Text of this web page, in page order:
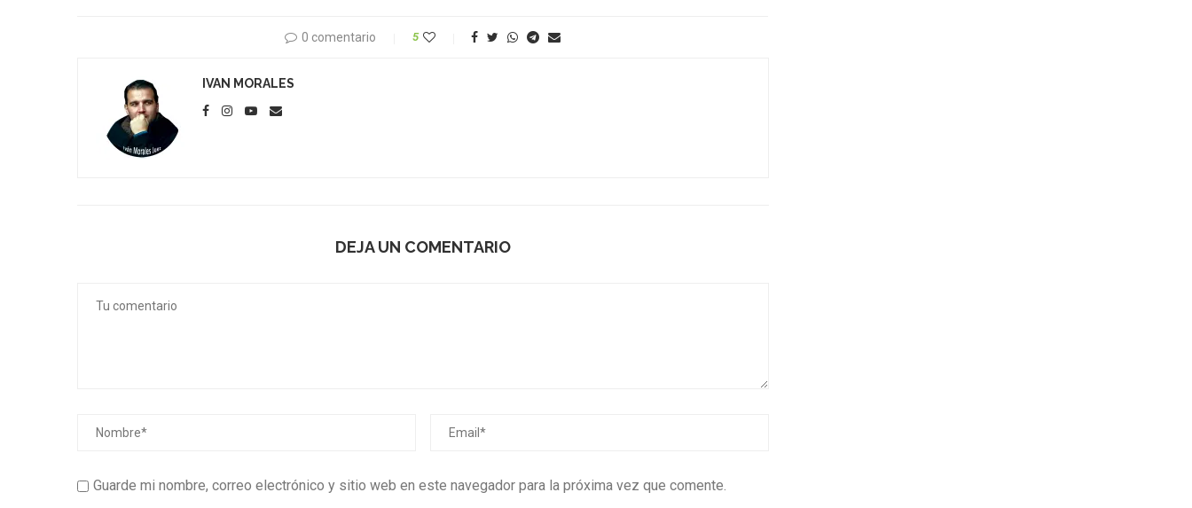
0 comentario 5
IVAN MORALES
DEJA UN COMENTARIO
Guarde mi nombre, correo electrónico y sitio web en este navegador para la próxima vez que comente.